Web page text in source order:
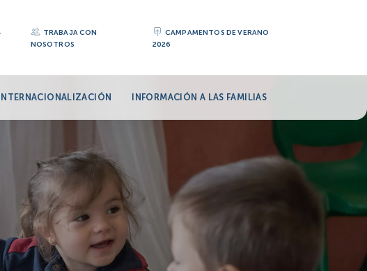
TRABAJA CON
NOSOTROS
CAMPAMENTOS DE VERANO
2026
INTERNACIONALIZACIÓN INFORMACIÓN A LAS FAMILIAS